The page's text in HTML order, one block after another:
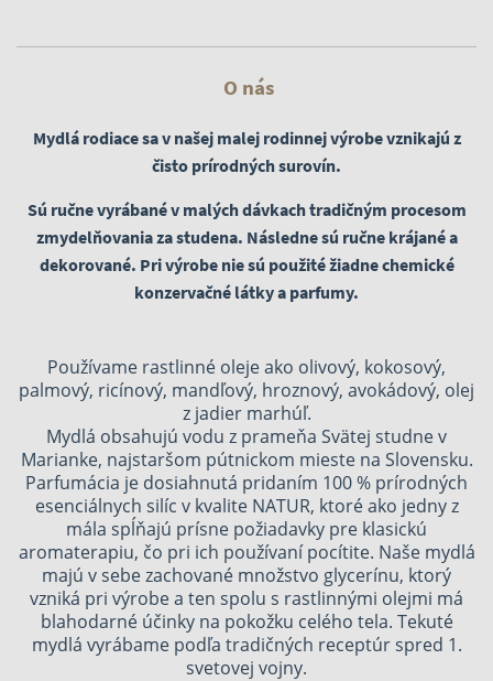
O nás
Mydlá rodiace sa v našej malej rodinnej výrobe vznikajú z
čisto prírodných surovín.
Sú ručne vyrábané v malých dávkach tradičným procesom
zmydelňovania za studena. Následne sú ručne krájané a
dekorované. Pri výrobe nie sú použité žiadne chemické
konzervačné látky a parfumy.
Používame rastlinné oleje ako olivový, kokosový,
palmový, ricínový, mandľový, hroznový, avokádový, olej
z jadier marhúľ.
Mydlá obsahujú vodu z prameňa Svätej studne v
Marianke, najstaršom pútnickom mieste na Slovensku.
Parfumácia je dosiahnutá pridaním 100 % prírodných
esenciálnych silíc v kvalite NATUR, ktoré ako jedny z
mála spĺňajú prísne požiadavky pre klasickú
aromaterapiu, čo pri ich používaní pocítite. Naše mydlá
majú v sebe zachované množstvo glycerínu, ktorý
vzniká pri výrobe a ten spolu s rastlinnými olejmi má
blahodarné účinky na pokožku celého tela. Tekuté
mydlá vyrábame podľa tradičných receptúr spred 1.
svetovej vojny.